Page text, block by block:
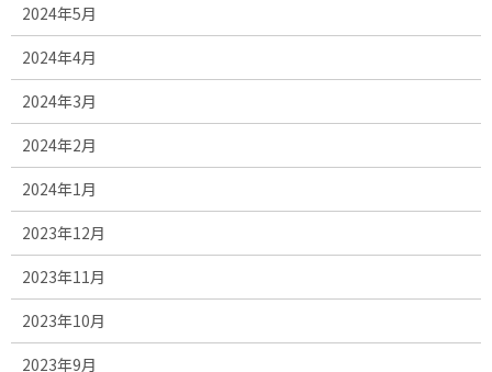
2024年5月
2024年4月
2024年3月
2024年2月
2024年1月
2023年12月
2023年11月
2023年10月
2023年9月